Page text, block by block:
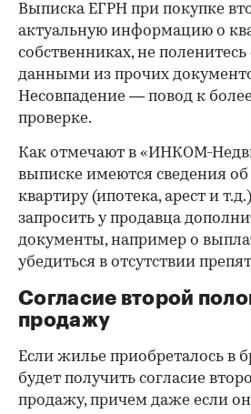
Выписка ЕГРН при покупке
актуальную информацию о
собственниках, не поленитесь
данными из прочих
Несовпадение — повод к
проверке.
Как отмечают в «ИНКОМ-
выписке имеются сведения
квартиру (ипотека, арест и
запросить у продавца
документы, например о
убедиться в отсутствии
Согласие второй
продажу
Если жилье приобреталось в
будет получить согласие
продажу, причем даже если